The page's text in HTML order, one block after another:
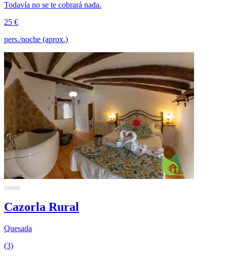
Todavía no se te cobrará nada.
25 €
pers./noche (aprox.)
Cazorla Rural
Quesada
(3)